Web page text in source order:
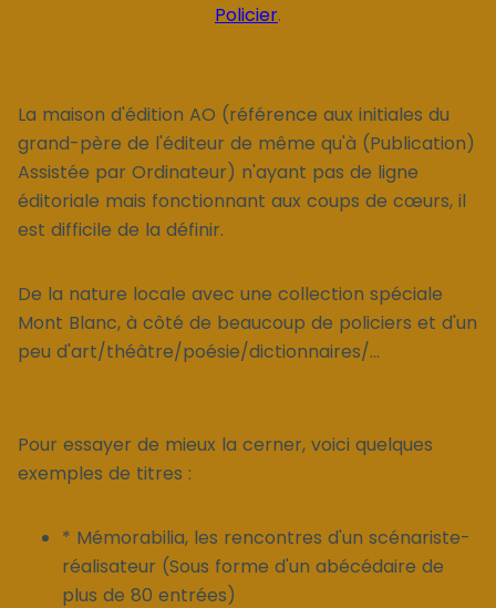
Policier.
La maison d'édition AO (référence aux initiales du
grand-père de l'éditeur de même qu'à (Publication)
Assistée par Ordinateur) n'ayant pas de ligne
éditoriale mais fonctionnant aux coups de cœurs, il
est difficile de la définir.
De la nature locale avec une collection spéciale
Mont Blanc, à côté de beaucoup de policiers et d'un
peu d'art/théâtre/poésie/dictionnaires/...
Pour essayer de mieux la cerner, voici quelques
exemples de titres :
* Mémorabilia, les rencontres d'un scénariste-
réalisateur (Sous forme d'un abécédaire de
plus de 80 entrées)